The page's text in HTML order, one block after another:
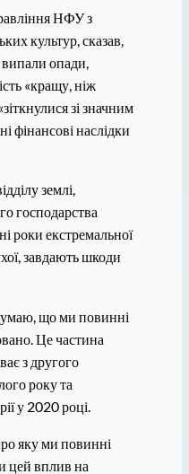
НФУ з
культур, сказав,
опади,
«кращу, ніж
зі значним
фінансові наслідки
землі,
господарства
роки екстремальної
завдають шкоди
що ми повинні
Це частина
з другого
року та
у 2020 році.
яку ми повинні
цей вплив на